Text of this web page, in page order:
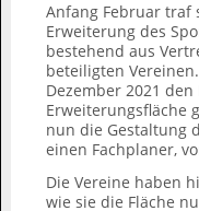
Anfang Februar traf
Erweiterung des
bestehend aus
beteiligten
Dezember 2021
Erweiterungsfläche
nun die Gestaltung
einen Fachplaner,
Die Vereine haben
wie sie die Fläche